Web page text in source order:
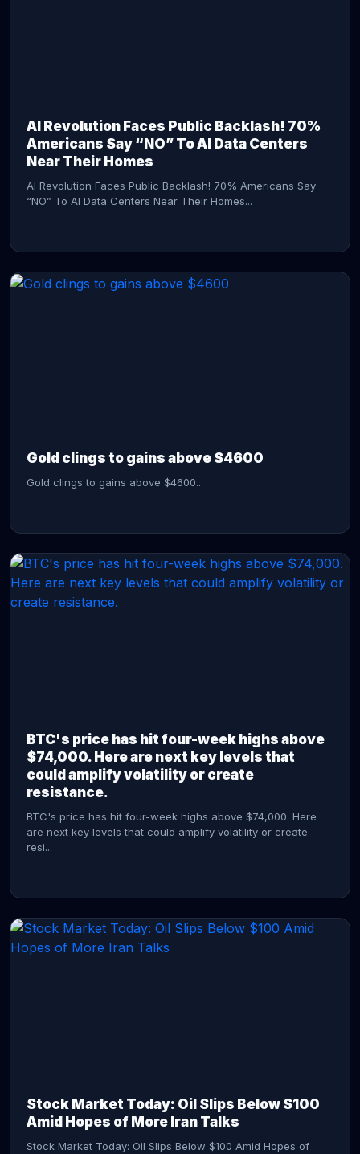
AI Revolution Faces Public Backlash! 70%
Americans Say “NO” To AI Data Centers
Near Their Homes
AI Revolution Faces Public Backlash! 70% Americans Say
“NO” To AI Data Centers Near Their Homes...
Gold clings to gains above $4600
Gold clings to gains above $4600...
BTC's price has hit four-week highs above
$74,000. Here are next key levels that
could amplify volatility or create
resistance.
BTC's price has hit four-week highs above $74,000. Here
are next key levels that could amplify volatility or create
resi...
Stock Market Today: Oil Slips Below $100
Amid Hopes of More Iran Talks
Stock Market Today: Oil Slips Below $100 Amid Hopes of